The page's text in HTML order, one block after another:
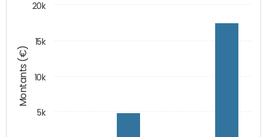
Montants (€)
5k
10k
15k
20k